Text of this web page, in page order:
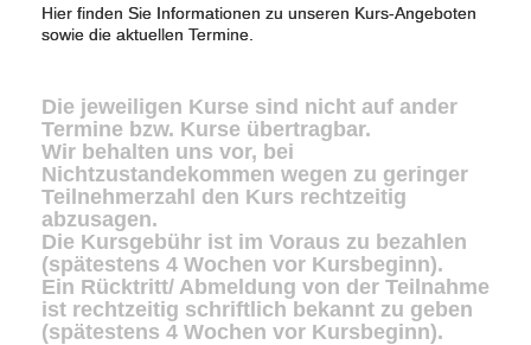
Hier finden Sie Informationen zu unseren Kurs-Angeboten
sowie die aktuellen Termine.
Die jeweiligen Kurse sind nicht auf ander
Termine bzw. Kurse übertragbar.
Wir behalten uns vor, bei
Nichtzustandekommen wegen zu geringer
Teilnehmerzahl den Kurs rechtzeitig
abzusagen.
Die Kursgebühr ist im Voraus zu bezahlen
(spätestens 4 Wochen vor Kursbeginn).
Ein Rücktritt/ Abmeldung von der Teilnahme
ist rechtzeitig schriftlich bekannt zu geben
(spätestens 4 Wochen vor Kursbeginn).